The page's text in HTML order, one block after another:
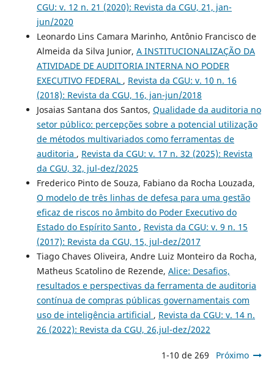
CGU: v. 12 n. 21 (2020): Revista da CGU, 21, jan-
jun/2020
Leonardo Lins Camara Marinho, Antônio Francisco de
Almeida da Silva Junior, A INSTITUCIONALIZAÇÃO DA
ATIVIDADE DE AUDITORIA INTERNA NO PODER
EXECUTIVO FEDERAL , Revista da CGU: v. 10 n. 16
(2018): Revista da CGU, 16, jan-jun/2018
Josaias Santana dos Santos, Qualidade da auditoria no
setor público: percepções sobre a potencial utilização
de métodos multivariados como ferramentas de
auditoria , Revista da CGU: v. 17 n. 32 (2025): Revista
da CGU, 32, jul-dez/2025
Frederico Pinto de Souza, Fabiano da Rocha Louzada,
O modelo de três linhas de defesa para uma gestão
eficaz de riscos no âmbito do Poder Executivo do
Estado do Espírito Santo , Revista da CGU: v. 9 n. 15
(2017): Revista da CGU, 15, jul-dez/2017
Tiago Chaves Oliveira, Andre Luiz Monteiro da Rocha,
Matheus Scatolino de Rezende, Alice: Desafios,
resultados e perspectivas da ferramenta de auditoria
contínua de compras públicas governamentais com
uso de inteligência artificial , Revista da CGU: v. 14 n.
26 (2022): Revista da CGU, 26,jul-dez/2022
1-10 de 269 Próximo